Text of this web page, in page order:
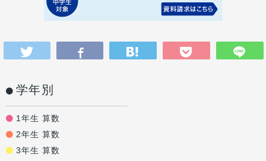
学年別
1年生 算数
2年生 算数
3年生 算数